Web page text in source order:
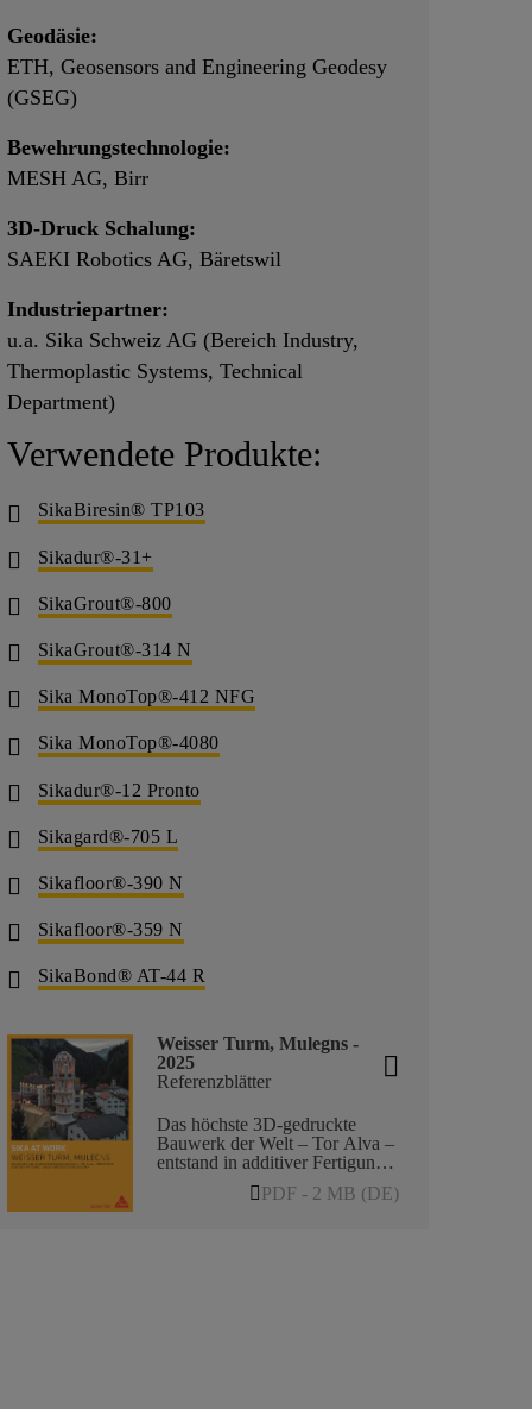
Geodäsie:
ETH, Geosensors and Engineering Geodesy
(GSEG)
Bewehrungstechnologie:
MESH AG, Birr
3D-Druck Schalung:
SAEKI Robotics AG, Bäretswil
Industriepartner:
u.a. Sika Schweiz AG (Bereich Industry,
Thermoplastic Systems, Technical
Department)
Verwendete Produkte:
SikaBiresin® TP103
Sikadur®-31+
SikaGrout®-800
SikaGrout®-314 N
Sika MonoTop®-412 NFG
Sika MonoTop®-4080
Sikadur®-12 Pronto
Sikagard®-705 L
Sikafloor®-390 N
Sikafloor®-359 N
SikaBond® AT-44 R
Weisser Turm, Mulegns -
2025
Referenzblätter
Das höchste 3D-gedruckte
Bauwerk der Welt – Tor Alva –
entstand in additiver Fertigung
und mit Unterstützung von Sika
PDF - 2 MB (DE)